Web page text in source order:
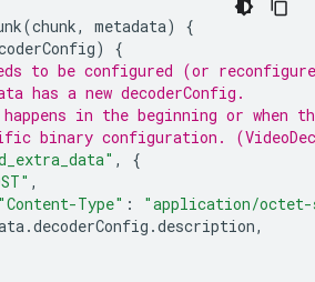
(chunk, metadata)
{
)
{
to be configured (or
has a new decoderConfig.
in the beginning or when
binary configuration.
,
{
,
"Content-Type" :
"application/octet-
.decoderConfig .description,